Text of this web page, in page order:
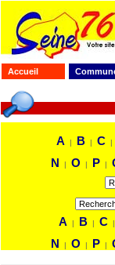
Accueil
A | B | C |
N
| O | P |
A | B | C |
N
| O | P |